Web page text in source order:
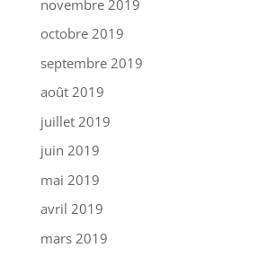
novembre 2019
octobre 2019
septembre 2019
août 2019
juillet 2019
juin 2019
mai 2019
avril 2019
mars 2019